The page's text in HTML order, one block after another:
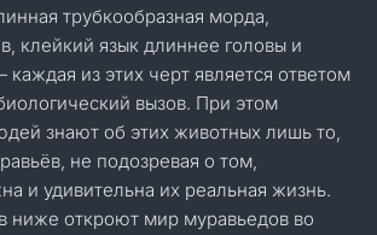
трубкообразная морда,
клейкий язык длиннее головы и
из этих черт является ответом
вызов. При этом
знают об этих животных лишь то,
не подозревая о том,
и удивительна их реальная жизнь.
ниже откроют мир муравьедов во